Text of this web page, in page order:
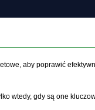
Artykuły
aby poprawić
wtedy, gdy są one